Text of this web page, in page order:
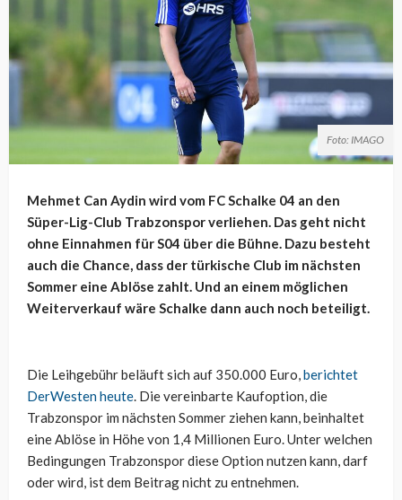
Foto: IMAGO
Mehmet Can Aydin wird vom FC Schalke 04 an den
Süper-Lig-Club Trabzonspor verliehen. Das geht nicht
ohne Einnahmen für S04 über die Bühne. Dazu besteht
auch die Chance, dass der türkische Club im nächsten
Sommer eine Ablöse zahlt. Und an einem möglichen
Weiterverkauf wäre Schalke dann auch noch beteiligt.
Die Leihgebühr beläuft sich auf 350.000 Euro,berichtet
DerWesten heute. Die vereinbarte Kaufoption, die
Trabzonspor im nächsten Sommer ziehen kann, beinhaltet
eine Ablöse in Höhe von 1,4 Millionen Euro. Unter welchen
Bedingungen Trabzonspor diese Option nutzen kann, darf
oder wird, ist dem Beitrag nicht zu entnehmen.